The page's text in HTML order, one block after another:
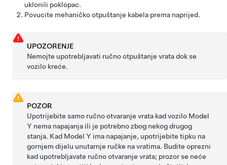
uklonili poklopac.
Povucite mehaničko otpuštanje kabela prema naprijed.
UPOZORENJE
Nemojte upotrebljavati ručno otpuštanje vrata dok se
vozilo kreće.
POZOR
Upotrijebite samo ručno otvaranje vrata kad vozilo Model
Y nema napajanja ili je potrebno zbog nekog drugog
stanja. Kad Model Y ima napajanje, upotrijebite tipku na
gornjem dijelu unutarnje ručke na vratima. Budite oprezni
kad upotrebljavate ručno otvaranje vrata; prozor se neće